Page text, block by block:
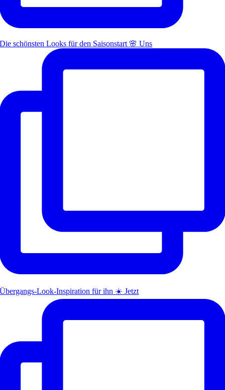
Die schönsten Looks für den Saisonstart 🌸 Uns
Übergangs-Look-Inspiration für ihn ☀️ Jetzt